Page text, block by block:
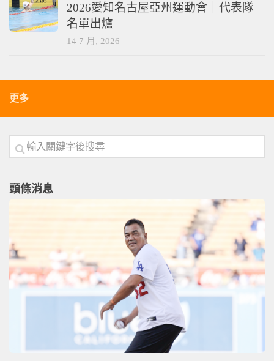
2026愛知名古屋亞州運動會｜代表隊
名單出爐
14 7 月, 2026
更多
頭條消息